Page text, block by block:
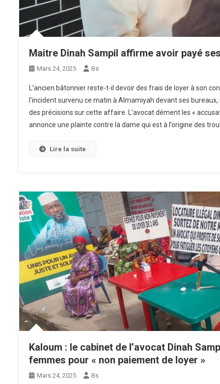
Maitre Dinah Sampil affirme avoir payé
Mars 24, 2025 Bs
L’ancien bâtonnier reste-t-il devoir des frais de loyer à son
l’incident survenu ce matin à Almamiyah devant ses
des précisions sur cette affaire. L’avocat dément les «
annonce une plainte contre la dame qui est à l’origine des
Lire la suite
Kaloum : le cabinet de l’avocat Dinah
femmes pour « non paiement de loyer »
Mars 24, 2025 Bs